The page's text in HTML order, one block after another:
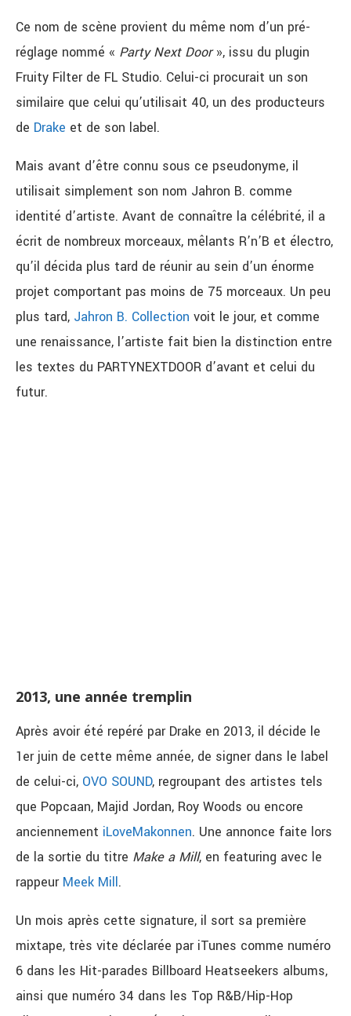
Ce nom de scène provient du même nom d’un pré-
réglage nommé « Party Next Door», issu du plugin
Fruity Filter de FL Studio. Celui-ci procurait un son
similaire que celui qu’utilisait 40, un des producteurs
de Drake et de son label.
Mais avant d’être connu sous ce pseudonyme, il
utilisait simplement son nom Jahron B. comme
identité d’artiste. Avant de connaître la célébrité, il a
écrit de nombreux morceaux, mêlants R’n’B et électro,
qu’il décida plus tard de réunir au sein d’un énorme
projet comportant pas moins de 75 morceaux. Un peu
plus tard, Jahron B. Collection voit le jour, et comme
une renaissance, l’artiste fait bien la distinction entre
les textes du PARTYNEXTDOOR d’avant et celui du
futur.
2013, une année tremplin
Après avoir été repéré par Drake en 2013, il décide le
1er juin de cette même année, de signer dans le label
de celui-ci, OVO SOUND, regroupant des artistes tels
que Popcaan, Majid Jordan, Roy Woods ou encore
anciennement iLoveMakonnen. Une annonce faite lors
de la sortie du titre Make a Mill, en featuring avec le
rappeur Meek Mill.
Un mois après cette signature, il sort sa première
mixtape, très vite déclarée par iTunes comme numéro
6 dans les Hit-parades Billboard Heatseekers albums,
ainsi que numéro 34 dans les Top R&B/Hip-Hop